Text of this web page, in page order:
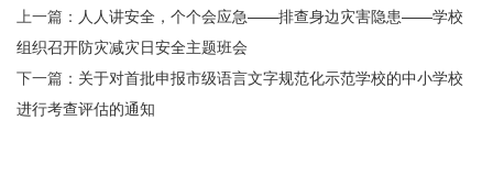
上一篇： 人人讲安全，个个会应急——排查身边灾害隐患——学校
组织召开防灾减灾日安全主题班会
下一篇： 关于对首批申报市级语言文字规范化示范学校的中小学校
进行考查评估的通知